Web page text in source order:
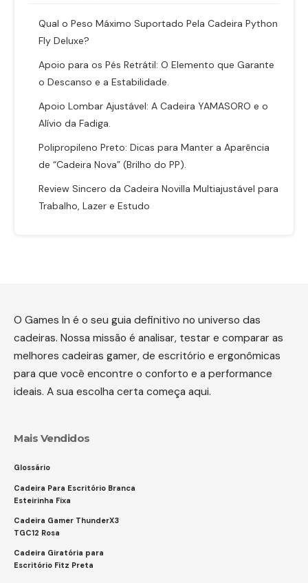
Qual o Peso Máximo Suportado Pela Cadeira Python
Fly Deluxe?
Apoio para os Pés Retrátil: O Elemento que Garante
o Descanso e a Estabilidade.
Apoio Lombar Ajustável: A Cadeira YAMASORO e o
Alívio da Fadiga.
Polipropileno Preto: Dicas para Manter a Aparência
de “Cadeira Nova” (Brilho do PP).
Review Sincero da Cadeira Novilla Multiajustável para
Trabalho, Lazer e Estudo
O Games In é o seu guia definitivo no universo das
cadeiras. Nossa missão é analisar, testar e comparar as
melhores cadeiras gamer, de escritório e ergonômicas
para que você encontre o conforto e a performance
ideais. A sua escolha certa começa aqui.
Mais Vendidos
Glossário
Cadeira Para Escritório Branca
Esteirinha Fixa
Cadeira Gamer ThunderX3
TGC12 Rosa
Cadeira Giratória para
Escritório Fitz Preta